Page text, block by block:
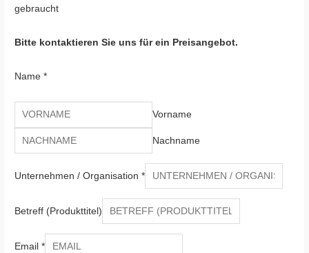
gebraucht
Bitte kontaktieren Sie uns für ein Preisangebot.
Name*
Vorname
Nachname
Unternehmen / Organisation*
Betreff (Produkttitel)
Email*